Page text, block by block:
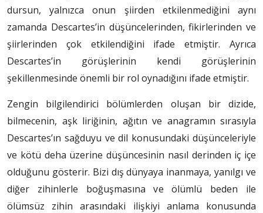
dursun, yalnızca onun şiirden etkilenmediğini aynı
zamanda Descartes’in düşüncelerinden, fikirlerinden ve
şiirlerinden çok etkilendiğini ifade etmiştir. Ayrıca
Descartes’in görüşlerinin kendi görüşlerinin
şekillenmesinde önemli bir rol oynadığını ifade etmiştir.
Zengin bilgilendirici bölümlerden oluşan bir dizide,
bilmecenin, aşk liriğinin, ağıtın ve anagramın sırasıyla
Descartes’ın sağduyu ve dil konusundaki düşünceleriyle
ve kötü deha üzerine düşüncesinin nasıl derinden iç içe
olduğunu gösterir. Bizi dış dünyaya inanmaya, yanılgı ve
diğer zihinlerle boğuşmasına ve ölümlü beden ile
ölümsüz zihin arasındaki ilişkiyi anlama konusunda